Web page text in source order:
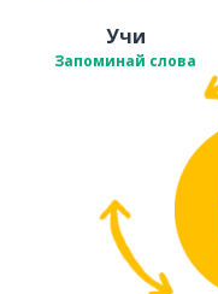
Учи
Запоминай слова